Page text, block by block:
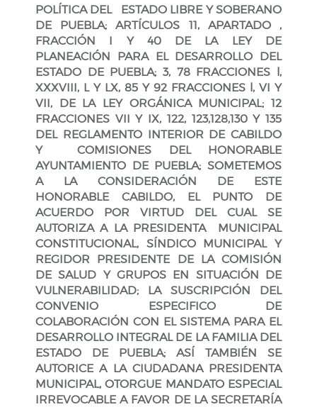
POLÍTICA DEL ESTADO LIBRE Y SOBERANO
DE PUEBLA; ARTÍCULOS 11, APARTADO ,
FRACCIÓN I Y 40 DE LA LEY DE
PLANEACIÓN PARA EL DESARROLLO DEL
ESTADO DE PUEBLA; 3, 78 FRACCIONES l,
XXXVIII, L Y LX, 85 Y 92 FRACCIONES l, VI Y
VII, DE LA LEY ORGÁNICA MUNICIPAL; 12
FRACCIONES VII Y IX, 122, 123,128,130 Y 135
DEL REGLAMENTO INTERIOR DE CABILDO
Y COMISIONES DEL HONORABLE
AYUNTAMIENTO DE PUEBLA; SOMETEMOS
A LA CONSIDERACIÓN DE ESTE
HONORABLE CABILDO, EL PUNTO DE
ACUERDO POR VIRTUD DEL CUAL SE
AUTORIZA A LA PRESIDENTA MUNICIPAL
CONSTITUCIONAL, SÍNDICO MUNICIPAL Y
REGIDOR PRESIDENTE DE LA COMISIÓN
DE SALUD Y GRUPOS EN SITUACIÓN DE
VULNERABILIDAD; LA SUSCRIPCIÓN DEL
CONVENIO ESPECIFICO DE
COLABORACIÓN CON EL SISTEMA PARA EL
DESARROLLO INTEGRAL DE LA FAMILIA DEL
ESTADO DE PUEBLA; ASÍ TAMBIÉN SE
AUTORICE A LA CIUDADANA PRESIDENTA
MUNICIPAL, OTORGUE MANDATO ESPECIAL
IRREVOCABLE A FAVOR DE LA SECRETARÍA